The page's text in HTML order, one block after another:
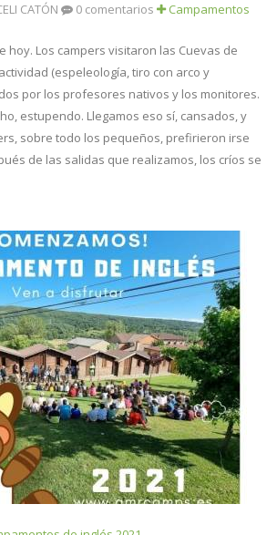
CATÓN 0 comentarios
Campamentos
hoy. Los campers visitaron las Cuevas de
(espeleología, tiro con arco y
por los profesores nativos y los monitores.
estupendo. Llegamos eso sí, cansados, y
sobre todo los pequeños, prefirieron irse
de las salidas que realizamos, los críos se